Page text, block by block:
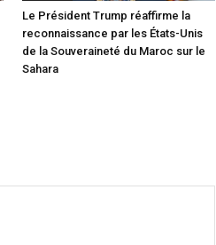
Le Président Trump réaffirme la
reconnaissance par les États-Unis
de la Souveraineté du Maroc sur le
Sahara